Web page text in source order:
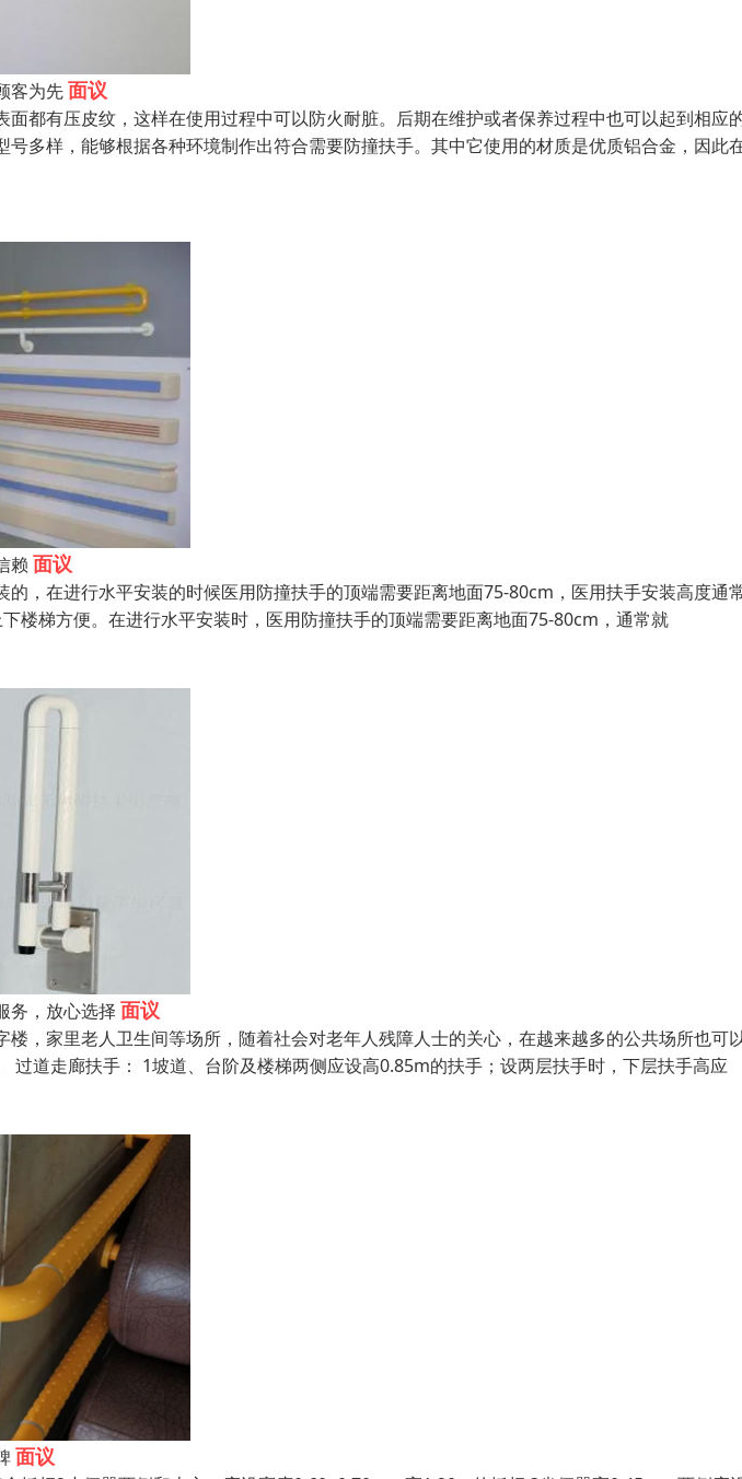
客为先面议
面都有压皮纹，这样在使用过程中可以防火耐脏。后期在维护或者保养过程中也可以起到相应
号多样，能够根据各种环境制作出符合需要防撞扶手。其中它使用的材质是优质铝合金，因此
赖 面议
的，在进行水平安装的时候医用防撞扶手的顶端需要距离地面75-80cm，医用扶手安装高度通
楼梯方便。在进行水平安装时，医用防撞扶手的顶端需要距离地面75-80cm，通常就
务，放心选择 面议
楼，家里老人卫生间等场所，随着社会对老年人残障人士的关心，在越来越多的公共场所也可
过道走廊扶手： 1坡道、台阶及楼梯两侧应设高0.85m的扶手；设两层扶手时，下层扶手高应
面议